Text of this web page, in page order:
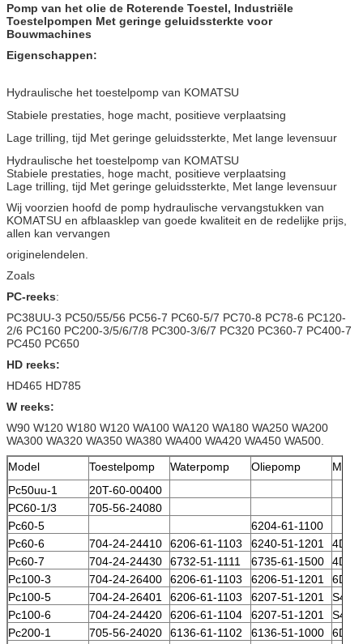
Pomp van het olie de Roterende Toestel, Industriële
Toestelpompen Met geringe geluidssterkte voor
Bouwmachines
Eigenschappen:
Hydraulische het toestelpomp van KOMATSU
Stabiele prestaties, hoge macht, positieve verplaatsing
Lage trilling, tijd Met geringe geluidssterkte, Met lange levensuur
Hydraulische het toestelpomp van KOMATSU
Stabiele prestaties, hoge macht, positieve verplaatsing
Lage trilling, tijd Met geringe geluidssterkte, Met lange levensuur
Wij voorzien hoofd de pomp hydraulische vervangstukken van
KOMATSU en afblaasklep van goede kwaliteit en de redelijke prijs,
allen kan vervangen
originelendelen.
Zoals
PC-reeks:
PC38UU-3 PC50/55/56 PC56-7 PC60-5/7 PC70-8 PC78-6 PC120-
2/6 PC160 PC200-3/5/6/7/8 PC300-3/6/7 PC320 PC360-7 PC400-7
PC450 PC650
HD reeks:
HD465 HD785
W reeks:
W90 W120 W180 W120 WA100 WA120 WA180 WA250 WA200
WA300 WA320 WA350 WA380 WA400 WA420 WA450 WA500.
Model
Toestelpomp Waterpomp Oliepomp
Motor
Pc50uu-1
20T-60-00400
PC60-1/3
705-56-24080
Pc60-5
6204-61-1100
Pc60-6
704-24-24410 6206-61-1103 6240-51-1201
Pc60-7
704-24-24430 6732-51-1111 6735-61-1500
Pc100-3
704-24-26400 6206-61-1103 6206-51-1201
Pc100-5
704-24-26401 6206-61-1103 6207-51-1201
Pc100-6
704-24-24420 6206-61-1104 6207-51-1201
Pc200-1
705-56-24020 6136-61-1102 6136-51-1000